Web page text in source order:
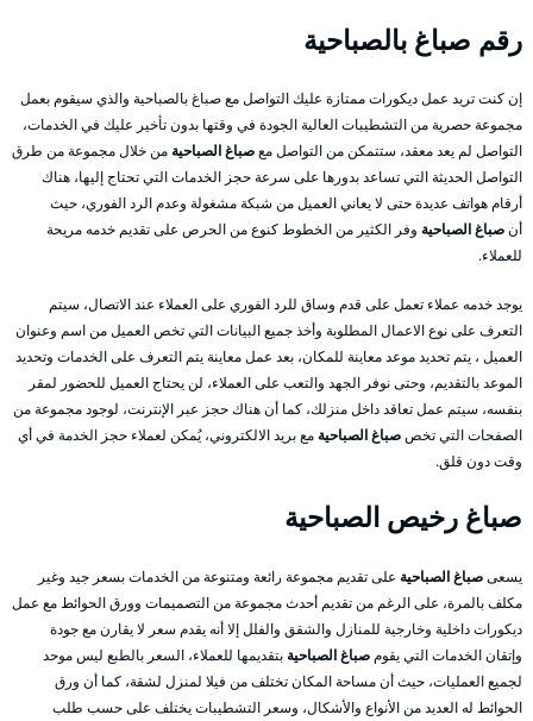
رقم صباغ بالصباحية
إن كنت تريد عمل ديكورات ممتازة عليك التواصل مع صباغ بالصباحية والذي سيقوم بعمل
مجموعة حصرية من التشطيبات العالية الجودة في وقتها بدون تأخير عليك في الخدمات،
التواصل لم يعد معقد، ستتمكن من التواصل معصباغ الصباحية من خلال مجموعة من طرق
التواصل الحديثة التي تساعد بدورها على سرعة حجز الخدمات التي تحتاج إليها، هناك
أرقام هواتف عديدة حتى لا يعاني العميل من شبكة مشغولة وعدم الرد الفوري، حيث
أنصباغ الصباحية وفر الكثير من الخطوط كنوع من الحرص على تقديم خدمه مريحة
للعملاء.
يوجد خدمه عملاء تعمل على قدم وساق للرد الفوري على العملاء عند الاتصال، سيتم
التعرف على نوع الاعمال المطلوبة وأخذ جميع البيانات التي تخص العميل من اسم وعنوان
العميل ، يتم تحديد موعد معاينة للمكان، بعد عمل معاينة يتم التعرف على الخدمات وتحديد
الموعد بالتقديم، وحتى نوفر الجهد والتعب على العملاء، لن يحتاج العميل للحضور لمقر
بنفسه، سيتم عمل تعاقد داخل منزلك، كما أن هناك حجز عبر الإنترنت، لوجود مجموعة من
الصفحات التي تخصصباغ الصباحية مع بريد الالكتروني، يُمكن لعملاء حجز الخدمة في أي
وقت دون قلق.
صباغ رخيص الصباحية
يسعىصباغ الصباحية على تقديم مجموعة رائعة ومتنوعة من الخدمات بسعر جيد وغير
مكلف بالمرة، على الرغم من تقديم أحدث مجموعة من التصميمات وورق الحوائط مع عمل
ديكورات داخلية وخارجية للمنازل والشقق والفلل إلا أنه يقدم سعر لا يقارن مع جودة
وإتقان الخدمات التي يقوم صباغ الصباحية بتقديمها للعملاء، السعر بالطبع ليس موحد
لجميع العمليات، حيث أن مساحة المكان تختلف من فيلا لمنزل لشقة، كما أن ورق
الحوائط له العديد من الأنواع والأشكال، وسعر التشطيبات يختلف على حسب طلب